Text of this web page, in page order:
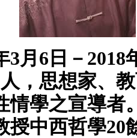
3月6日－2018
，思想家、
情學之宣導者
授中西哲學20